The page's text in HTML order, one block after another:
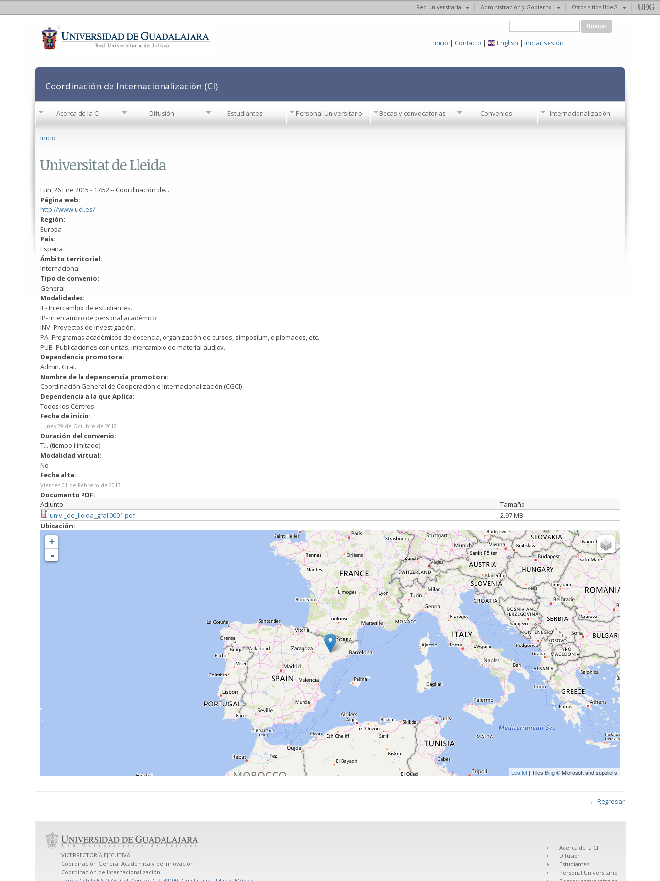
Red universitaria Administración y Gobierno Otros sitios UdeG
Formulario de búsqueda
Inicio | Contacto | English | Iniciar sesión
Coordinación de Internacionalización (CI)
Acerca de la CI Difusión Estudiantes Personal Universitario Becas y convocatorias Convenios Internacionalización
Se encuentra usted aquí
Inicio
Universitat de Lleida
Lun, 26 Ene 2015 - 17:52-- Coordinación de...
Página web:
http://www.udl.es/
Región:
Europa
País:
España
Ámbito territorial:
Internacional
Tipo de convenio:
General
Modalidades:
IE- Intercambio de estudiantes.
IP- Intercambio de personal académico.
INV- Proyectos de investigación.
PA- Programas académicos de docencia, organización de cursos, simposium, diplomados, etc.
PUB- Publicaciones conjuntas, intercambio de material audiov.
Dependencia promotora:
Admin. Gral.
Nombre de la dependencia promotora:
Coordinación General de Cooperación e Internacionalización (CGCI)
Dependencia a la que Aplica:
Todos los Centros
Fecha de inicio:
Lunes 29 de Octubre de 2012
Duración del convenio:
T.I. (tiempo ilimitado)
Modalidad virtual:
No
Fecha alta:
Viernes 01 de Febrero de 2013
Documento PDF:
Adjunto
Tamaño
univ._de_lleida_gral.0001.pdf
2.97 MB
Ubicación:
+
-
Leaflet | Tiles Bing© Microsoft and suppliers
← Regresar
VICERRECTORÍA EJECUTIVA
Coordinación General Académica y de Innovación
Coordinación de Internacionalización
Acerca de la CI
Difusión
Estudiantes
Personal Universitario